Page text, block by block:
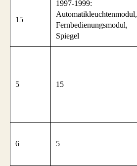
15
1997-1999:
Automatikleuchtenmodul,
Fernbedienungsmodul,
Spiegel
5 15
6 5